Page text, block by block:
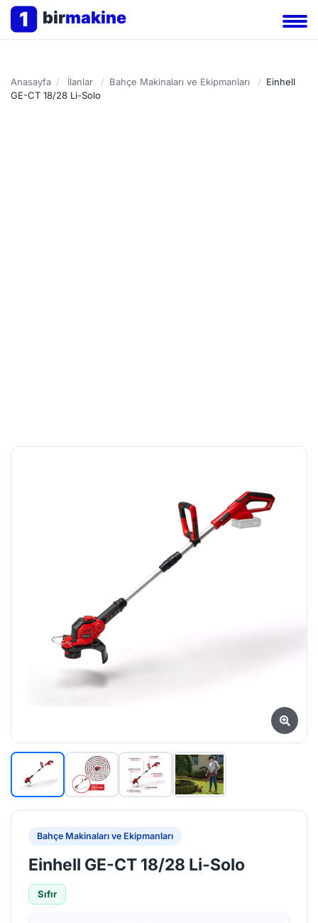
1 birmakine
Anasayfa / İlanlar / Bahçe Makinaları ve Ekipmanları / Einhell
GE-CT 18/28 Li-Solo
Bahçe Makinaları ve Ekipmanları
Einhell GE-CT 18/28 Li-Solo
Sıfır